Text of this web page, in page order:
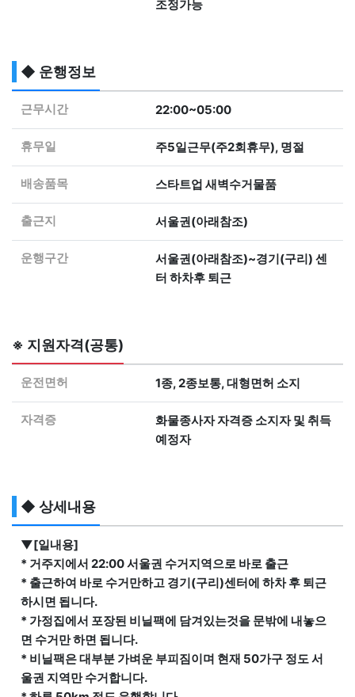
조정가능
◆ 운행정보
근무시간 22:00~05:00
휴무일 주5일근무(주2회휴무), 명절
배송품목 스타트업 새벽수거물품
출근지 서울권(아래참조)
운행구간
서울권(아래참조)~경기(구리) 센
터 하차후 퇴근
※ 지원자격(공통)
운전면허 1종, 2종보통, 대형면허 소지
자격증
화물종사자 자격증 소지자 및 취득
예정자
◆ 상세내용
▼[일내용]
* 거주지에서 22:00 서울권 수거지역으로 바로 출근
* 출근하여 바로 수거만하고 경기(구리)센터에 하차 후 퇴근
하시면 됩니다.
* 가정집에서 포장된 비닐팩에 담겨있는것을 문밖에 내놓으
면 수거만 하면 됩니다.
* 비닐팩은 대부분 가벼운 부피짐이며 현재 50가구 정도 서
울권 지역만 수거합니다.